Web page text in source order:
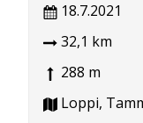
18.7.2021
32,1 km
288 m
Loppi,